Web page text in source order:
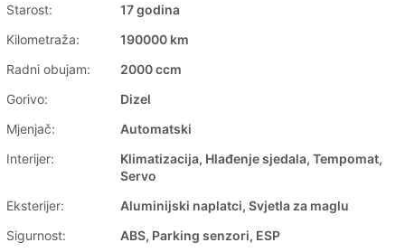
Starost:
17 godina
Kilometraža:
190000 km
Radni obujam:
2000 ccm
Gorivo:
Dizel
Mjenjač:
Automatski
Interijer:
Klimatizacija, Hlađenje sjedala, Tempomat,
Servo
Eksterijer:
Aluminijski naplatci, Svjetla za maglu
Sigurnost:
ABS, Parking senzori, ESP